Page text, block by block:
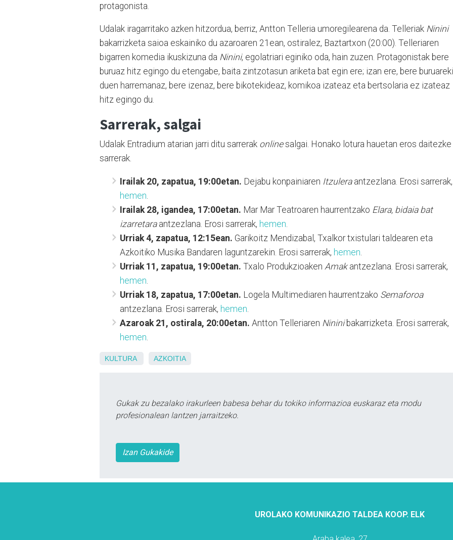
protagonista.
Udalak iragarritako azken hitzordua, berriz, Antton Telleria umoregilearena da. Telleriak Ninini
bakarrizketa saioa eskainiko du azaroaren 21ean, ostiralez, Baztartxon (20:00). Telleriaren
bigarren komedia ikuskizuna da Ninini, egolatriari eginiko oda, hain zuzen. Protagonistak bere
buruaz hitz egingo du etengabe, baita zintzotasun ariketa bat egin ere; izan ere, bere
duen harremanaz, bere izenaz, bere bikotekideaz, komikoa izateaz eta bertsolaria ez izateaz
hitz egingo du.
Sarrerak, salgai
Udalak Entradium atarian jarri ditu sarrerak onlinesalgai. Honako lotura hauetan eros daitezke
sarrerak.
Irailak 20, zapatua, 19:00etan. Dejabu konpainiaren Itzuleraantzezlana. Erosi sarrerak,
hemen
Irailak 28, igandea, 17:00etan. Mar Mar Teatroaren haurrentzako Elara, bidaia bat
izarretara antzezlana. Erosi sarrerak, hemen
Urriak 4, zapatua, 12:15ean. Garikoitz Mendizabal, Txalkor txistulari taldearen eta
Azkoitiko Musika Bandaren laguntzarekin. Erosi sarrerak, hemen
Urriak 11, zapatua, 19:00etan. Txalo Produkzioaken Amakantzezlana. Erosi sarrerak,
hemen
Urriak 18, zapatua, 17:00etan. Logela Multimediaren haurrentzako Semaforoa
antzezlana. Erosi sarrerak, hemen
Azaroak 21, ostirala, 20:00etan. Antton Telleriaren Nininibakarrizketa. Erosi sarrerak,
hemen
KULTURA AZKOITIA
Gukak zu bezalako irakurleen babesa behar du tokiko informazioa euskaraz eta modu
profesionalean lantzen jarraitzeko.
Izan Gukakide
UROLAKO KOMUNIKAZIO TALDEA KOOP. ELK